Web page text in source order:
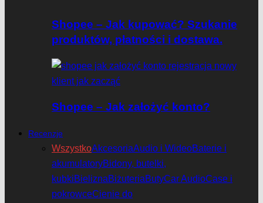
Shopee – Jak kupować? Szukanie
produktów, płatności i dostawa.
Shopee – Jak założyć konto?
Recenzje
WszystkoAkcesoriaAudio i WideoBaterie i
akumulatoryBidony, butelki,
kubkiBieliznaBiżuteriaButyCar AudioCase i
pokrowceCienie do